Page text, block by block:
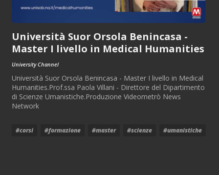
Università Suor Orsola Benincasa -
Master I livello in Medical Humanities
University Channel
Università Suor Orsola Benincasa - Master I livello in Medical
Humanities.Prof.ssa Paola Villani - Direttore del Dipartimento
di Scienze Umanistiche.Produzione Videometrò News
Network
#corsi #formazione #master #scienze #umanistiche